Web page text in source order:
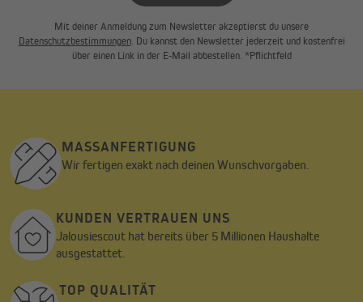
Mit deiner Anmeldung zum Newsletter akzeptierst du unsere
Datenschutzbestimmungen. Du kannst den Newsletter jederzeit und kostenfrei
über einen Link in der E-Mail abbestellen. *Pflichtfeld
MASSANFERTIGUNG
Wir fertigen exakt nach deinen Wunschvorgaben.
KUNDEN VERTRAUEN UNS
Jalousiescout hat bereits über 5 Millionen Haushalte
ausgestattet.
TOP QUALITÄT